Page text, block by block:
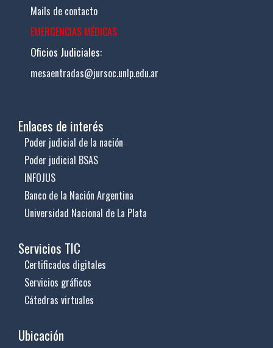
Mails de contacto
EMERGENCIAS MÉDICAS
Oficios Judiciales:
mesaentradas@jursoc.unlp.edu.ar
Enlaces de interés
Poder judicial de la nación
Poder judicial BSAS
INFOJUS
Banco de la Nación Argentina
Universidad Nacional de La Plata
Servicios TIC
Certificados digitales
Servicios gráficos
Cátedras virtuales
Ubicación